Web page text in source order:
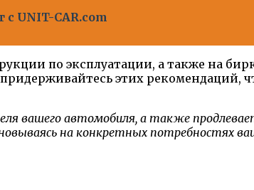
UNIT-CAR.com
по эксплуатации, а также на
этих рекомендаций,
вашего автомобиля, а также
на конкретных потребностях